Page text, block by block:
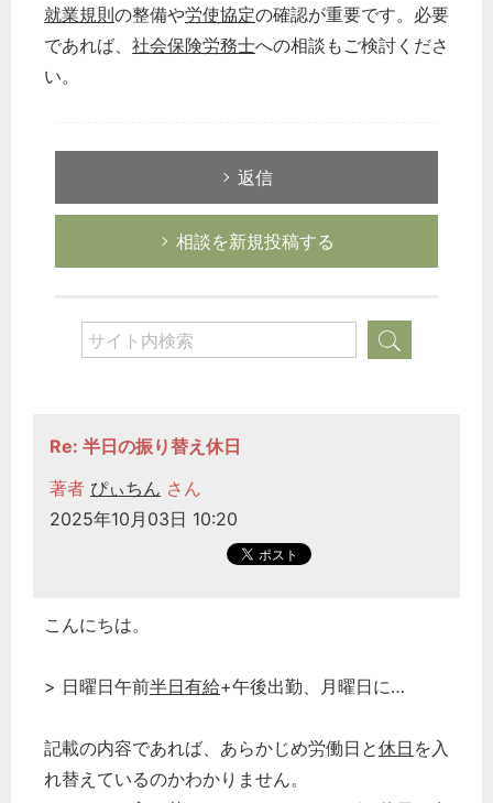
就業規則の整備や労使協定の確認が重要です。必要
であれば、 社会保険労務士への相談もご検討くださ
い。
返信
相談を新規投稿する
Re: 半日の振り替え休日
著者 ぴぃちん さん
2025年10月03日 10:20
こんにちは。
> 日曜日午前半日有給+午後出勤、月曜日に…
記載の内容であれば、あらかじめ労働日と休日 を入
れ替えているのかわかりません。